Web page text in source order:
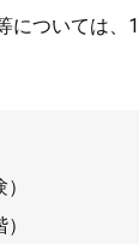
ついては、1